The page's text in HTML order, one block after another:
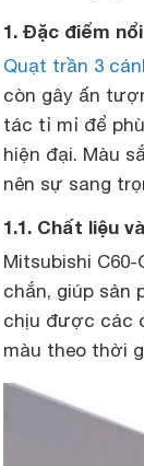
1. Đặc điểm
Quạt trần 3
còn gây ấn
tác tỉ mỉ để
hiện đại. Màu
nên sự sang
1.1. Chất liệu
Mitsubishi
chắn, giúp sản
chịu được các
màu theo thời